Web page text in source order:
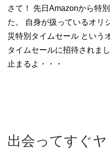
さて！ 先日Amazonから特
た。 自身が扱っているオリ
災特別タイムセール という
タイムセールに招待されま
止まるよ・・・
出会ってすぐ